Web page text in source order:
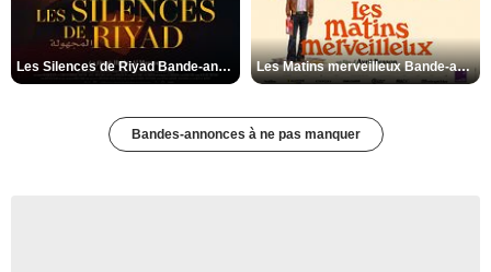
Les Silences de Riyad Bande-annonce VO STFR Les Matins merveilleux Bande-annonce VF
Bandes-annonces à ne pas manquer